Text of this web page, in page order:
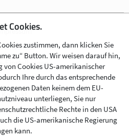
Einstellungen
AGB
Kontakt
Skibergsteigen
Cookies.
zustimmen, dann klicken Sie
zu“ Button. Wir weisen darauf hin,
von Cookies US-amerikanischer
Ihre durch das entsprechende
Daten keinem dem EU-
unterliegen, Sie nur
Rechte in den USA
die US-amerikanische Regierung
kann.